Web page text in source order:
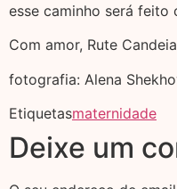
esse caminho será feito
Com amor, Rute
fotografia: Alena
Etiquetasmaternidade
Deixe um